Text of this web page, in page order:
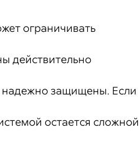
ограничивать
действительно
надежно защищены. Если
остается сложной